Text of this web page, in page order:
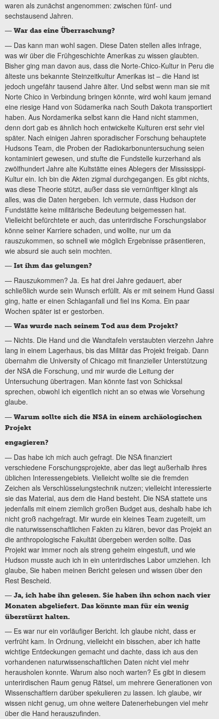
waren als zunächst angenommen: zwischen fünf- und
sechstausend Jahren.
— War das eine Überraschung?
— Das kann man wohl sagen. Diese Daten stellen alles infrage,
was wir über die Frühgeschichte Amerikas zu wissen glaubten.
Bisher ging man davon aus, dass die Norte-Chico-Kultur in Peru die
älteste uns bekannte Steinzeitkultur Amerikas ist – die Hand ist
jedoch ungefähr tausend Jahre älter. Und selbst wenn man sie mit
Norte Chico in Verbindung bringen könnte, wird wohl kaum jemand
eine riesige Hand von Südamerika nach South Dakota transportiert
haben. Aus Nordamerika selbst kann die Hand nicht stammen,
denn dort gab es ähnlich hoch entwickelte Kulturen erst sehr viel
später. Nach einigen Jahren sporadischer Forschung behauptete
Hudsons Team, die Proben der Radiokarbonuntersuchung seien
kontaminiert gewesen, und stufte die Fundstelle kurzerhand als
zwölfhundert Jahre alte Kultstätte eines Ablegers der Mississippi-
Kultur ein. Ich bin die Akten zigmal durchgegangen. Es gibt nichts,
was diese Theorie stützt, außer dass sie vernünftiger klingt als
alles, was die Daten hergeben. Ich vermute, dass Hudson der
Fundstätte keine militärische Bedeutung beigemessen hat.
Vielleicht befürchtete er auch, das unterirdische Forschungslabor
könne seiner Karriere schaden, und wollte, nur um da
rauszukommen, so schnell wie möglich Ergebnisse präsentieren,
wie absurd sie auch sein mochten.
— Ist ihm das gelungen?
— Rauszukommen? Ja. Es hat drei Jahre gedauert, aber
schließlich wurde sein Wunsch erfüllt. Als er mit seinem Hund Gassi
ging, hatte er einen Schlaganfall und fiel ins Koma. Ein paar
Wochen später ist er gestorben.
— Was wurde nach seinem Tod aus dem Projekt?
— Nichts. Die Hand und die Wandtafeln verstaubten vierzehn Jahre
lang in einem Lagerhaus, bis das Militär das Projekt freigab. Dann
übernahm die University of Chicago mit finanzieller Unterstützung
der NSA die Forschung, und mir wurde die Leitung der
Untersuchung übertragen. Man könnte fast von Schicksal
sprechen, obwohl ich eigentlich nicht an so etwas wie Vorsehung
glaube.
— Warum sollte sich die NSA in einem archäologischen
Projekt
engagieren?
— Das habe ich mich auch gefragt. Die NSA finanziert
verschiedene Forschungsprojekte, aber das liegt außerhalb ihres
üblichen Interessengebiets. Vielleicht wollte sie die fremden
Zeichen als Verschlüsselungstechnik nutzen; vielleicht interessierte
sie das Material, aus dem die Hand besteht. Die NSA stattete uns
jedenfalls mit einem ziemlich großen Budget aus, deshalb habe ich
nicht groß nachgefragt. Mir wurde ein kleines Team zugeteilt, um
die naturwissenschaftlichen Fakten zu klären, bevor das Projekt an
die anthropologische Fakultät übergeben werden sollte. Das
Projekt war immer noch als streng geheim eingestuft, und wie
Hudson musste auch ich in ein unterirdisches Labor umziehen. Ich
glaube, Sie haben meinen Bericht gelesen und wissen über den
Rest Bescheid.
— Ja, ich habe ihn gelesen. Sie haben ihn schon nach vier
Monaten abgeliefert. Das könnte man für ein wenig
überstürzt halten.
— Es war nur ein vorläufiger Bericht. Ich glaube nicht, dass er
verfrüht kam. In Ordnung, vielleicht ein bisschen, aber ich hatte
wichtige Entdeckungen gemacht und dachte, dass ich aus den
vorhandenen naturwissenschaftlichen Daten nicht viel mehr
herausholen konnte. Warum also noch warten? Es gibt in diesem
unterirdischen Raum genug Rätsel, um mehrere Generationen von
Wissenschaftlern darüber spekulieren zu lassen. Ich glaube, wir
wissen nicht genug, um ohne weitere Datenerhebungen viel mehr
über die Hand herauszufinden.